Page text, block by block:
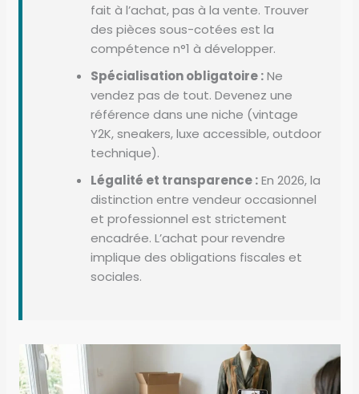
fait à l’achat, pas à la vente. Trouver
des pièces sous-cotées est la
compétence n°1 à développer.
Spécialisation obligatoire :Ne
vendez pas de tout. Devenez une
référence dans une niche (vintage
Y2K, sneakers, luxe accessible, outdoor
technique).
Légalité et transparence :En 2026, la
distinction entre vendeur occasionnel
et professionnel est strictement
encadrée. L’achat pour revendre
implique des obligations fiscales et
sociales.